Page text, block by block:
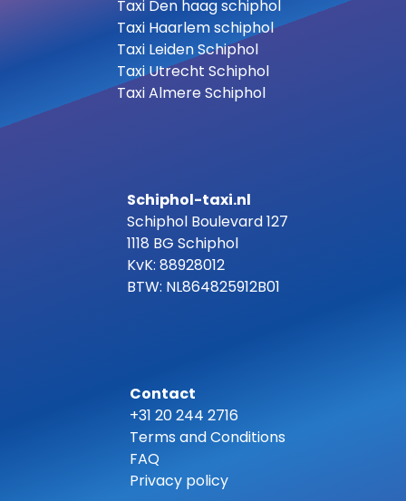
Taxi Den haag schiphol
Taxi Haarlem schiphol
Taxi Leiden Schiphol
Taxi Utrecht Schiphol
Taxi Almere Schiphol
Schiphol-taxi.nl
Schiphol Boulevard 127
1118 BG Schiphol
KvK: 88928012
BTW: NL864825912B01
Contact
+31 20 244 2716
Terms and Conditions
FAQ
Privacy policy